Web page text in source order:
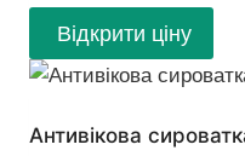
Відкрити ціну
Антивікова